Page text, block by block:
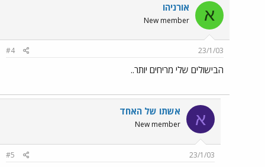
א אורניהו
New member
23/1/03
#4
הבישולים שלי מריחים יותר..
א אשתו של האחד
New member
23/1/03
#5